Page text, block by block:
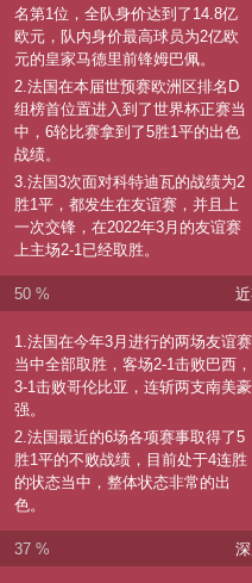
名第1位，全队身价达到了14.8亿
欧元，队内身价最高球员为2亿欧
元的皇家马德里前锋姆巴佩。
2.法国在本届世预赛欧洲区排名D
组榜首位置进入到了世界杯正赛当
中，6轮比赛拿到了5胜1平的出色
战绩。
3.法国3次面对科特迪瓦的战绩为2
胜1平，都发生在友谊赛，并且上
一次交锋，在2022年3月的友谊赛
上主场2-1已经取胜。
50 %
1.法国在今年3月进行的两场友谊赛
当中全部取胜，客场2-1击败巴西，
3-1击败哥伦比亚，连斩两支南美豪
强。
2.法国最近的6场各项赛事取得了5
胜1平的不败战绩，目前处于4连胜
的状态当中，整体状态非常的出
色。
37 %